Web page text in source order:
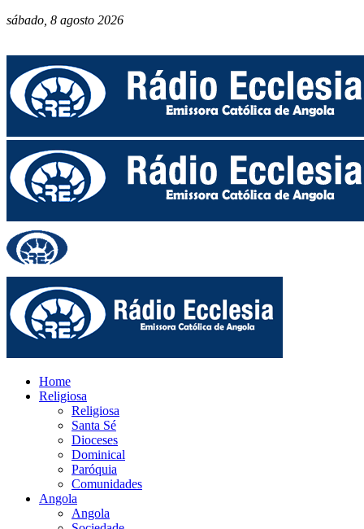
sábado, 8 agosto 2026
Home
Religiosa
Religiosa
Santa Sé
Dioceses
Dominical
Paróquia
Comunidades
Angola
Angola